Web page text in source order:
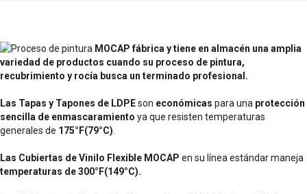
MOCAP fábrica y tiene en almacén una amplia
variedad de productos cuando su proceso de pintura,
recubrimiento y rocía busca un terminado profesional.
Las Tapas y Tapones de LDPEson económicas para una protección
sencilla de enmascaramiento ya que resisten temperaturas
generales de 175°F(79°C).
Las Cubiertas de Vinilo Flexible MOCAP en su línea estándar maneja
temperaturas de 300°F(149°C).